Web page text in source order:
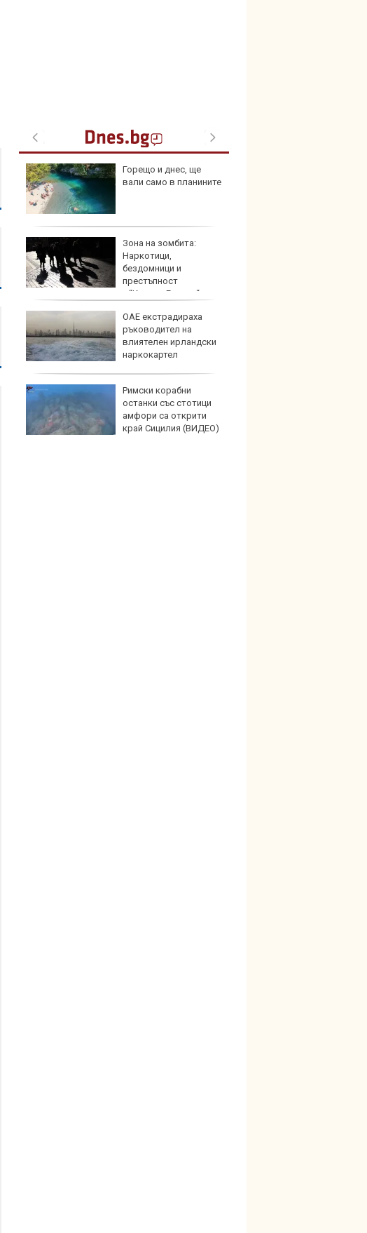
Горещо и днес, ще
вали само в планините
Зона на зомбита:
Наркотици,
бездомници и
престъпност
превземат лондонския “Ковънт Гардън“
ОАЕ екстрадираха
ръководител на
влиятелен ирландски
наркокартел
Римски корабни
останки със стотици
амфори са открити
край Сицилия (ВИДЕО)